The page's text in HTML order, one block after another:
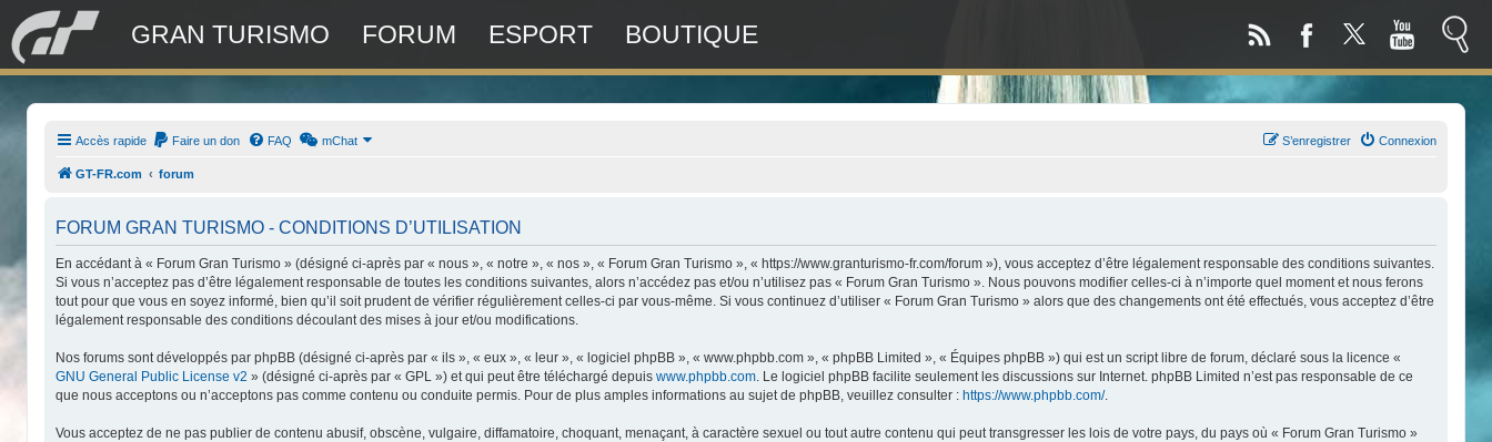
GRAN TURISMO FORUM ESPORT BOUTIQUE
Accès rapide Faire un don FAQ mChat Connexion
S’enregistrer
GT-FR.com forum
FORUM GRAN TURISMO - CONDITIONS D’UTILISATION
En accédant à « Forum Gran Turismo » (désigné ci-après par « nous », « notre », « nos », « Forum Gran Turismo », « https://www.granturismo-fr.com/forum »), vous acceptez d’être légalement responsable des conditions suivantes.
Si vous n’acceptez pas d’être légalement responsable de toutes les conditions suivantes, alors n’accédez pas et/ou n’utilisez pas « Forum Gran Turismo ». Nous pouvons modifier celles-ci à n’importe quel moment et nous ferons
tout pour que vous en soyez informé, bien qu’il soit prudent de vérifier régulièrement celles-ci par vous-même. Si vous continuez d’utiliser « Forum Gran Turismo » alors que des changements ont été effectués, vous acceptez d’être
légalement responsable des conditions découlant des mises à jour et/ou modifications.
Nos forums sont développés par phpBB (désigné ci-après par « ils », « eux », « leur », « logiciel phpBB », « www.phpbb.com », « phpBB Limited », « Équipes phpBB ») qui est un script libre de forum, déclaré sous la licence «
GNU General Public License v2 » (désigné ci-après par « GPL ») et qui peut être téléchargé depuiswww.phpbb.com. Le logiciel phpBB facilite seulement les discussions sur Internet. phpBB Limited n’est pas responsable de ce
que nous acceptons ou n’acceptons pas comme contenu ou conduite permis. Pour de plus amples informations au sujet de phpBB, veuillez consulter : https://www.phpbb.com/.
Vous acceptez de ne pas publier de contenu abusif, obscène, vulgaire, diffamatoire, choquant, menaçant, à caractère sexuel ou tout autre contenu qui peut transgresser les lois de votre pays, du pays où « Forum Gran Turismo »